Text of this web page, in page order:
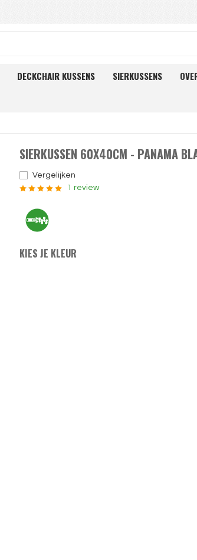
DECKCHAIR KUSSENS SIERKUSSENS
SIERKUSSEN 60X40CM - PANAMA
Vergelijken
1 review
KIES JE KLEUR